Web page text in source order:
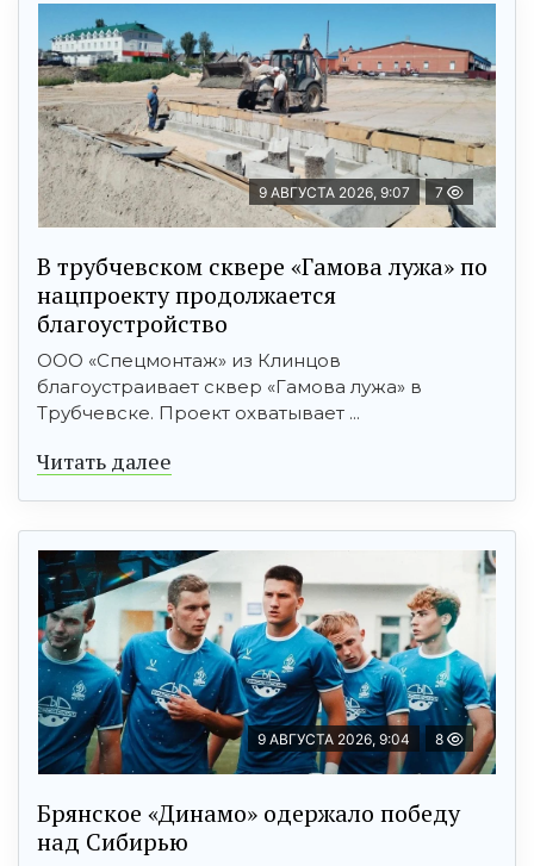
9 АВГУСТА 2026, 9:07 7
В трубчевском сквере «Гамова лужа» по
нацпроекту продолжается
благоустройство
ООО «Спецмонтаж» из Клинцов
благоустраивает сквер «Гамова лужа» в
Трубчевске. Проект охватывает ...
Читать далее
9 АВГУСТА 2026, 9:04 8
Брянское «Динамо» одержало победу
над Сибирью